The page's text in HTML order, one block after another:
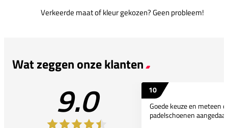
Verkeerde maat of kleur gekozen? Geen probleem!
Wat zeggen onze klanten
9.0
10
Goede keuze en meteen
padelschoenen